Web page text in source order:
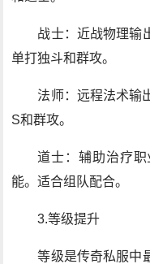
战士：近战物理输
单打独斗和群攻。
法师：远程法术输
S和群攻。
道士：辅助治疗
能。适合组队配合。
3.等级提升
等级是传奇私服中